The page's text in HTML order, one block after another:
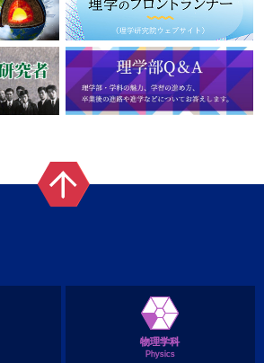
物理学科
Physics